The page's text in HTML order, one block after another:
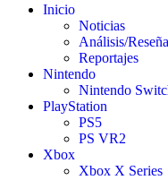
Inicio
Noticias
Análisis/
Reportajes
Nintendo
Nintendo
PlayStation
PS5
PS VR2
Xbox
Xbox X Series